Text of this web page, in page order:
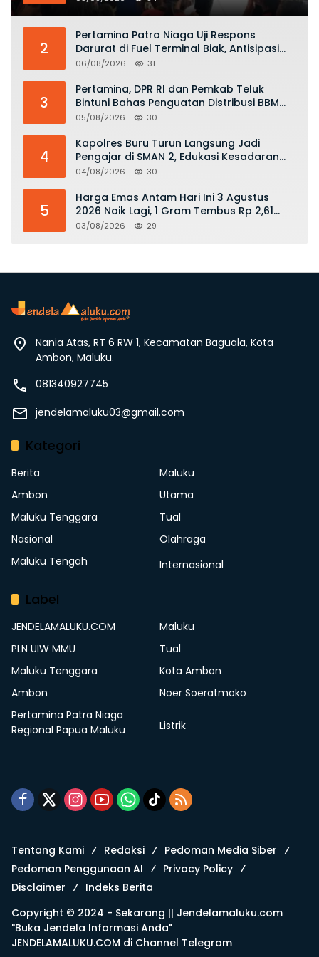
KKOP
2
Pertamina Patra Niaga Uji Respons
Darurat di Fuel Terminal Biak, Antisipasi
Risiko Kebakaran dan Tumpahan BBM
06/08/2026 31
3
Pertamina, DPR RI dan Pemkab Teluk
Bintuni Bahas Penguatan Distribusi BBM
dan LPG
05/08/2026 30
4
Kapolres Buru Turun Langsung Jadi
Pengajar di SMAN 2, Edukasi Kesadaran
Hukum dan Stop Kekerasan
04/08/2026 30
5
Harga Emas Antam Hari Ini 3 Agustus
2026 Naik Lagi, 1 Gram Tembus Rp 2,61
Juta
03/08/2026 29
Nania Atas, RT 6 RW 1, Kecamatan Baguala, Kota
Ambon, Maluku.
081340927745
jendelamaluku03@gmail.com
Kategori
Berita
Maluku
Ambon
Utama
Maluku Tenggara
Tual
Nasional
Olahraga
Maluku Tengah
Internasional
Label
JENDELAMALUKU.COM
Maluku
PLN UIW MMU
Tual
Maluku Tenggara
Kota Ambon
Ambon
Noer Soeratmoko
Pertamina Patra Niaga
Regional Papua Maluku
Listrik
Tentang Kami Redaksi
Pedoman Media Siber
Pedoman Penggunaan AI
Privacy Policy
Disclaimer
Indeks Berita
Copyright © 2024 - Sekarang || Jendelamaluku.com
"Buka Jendela Informasi Anda"
JENDELAMALUKU.COM di Channel Telegram